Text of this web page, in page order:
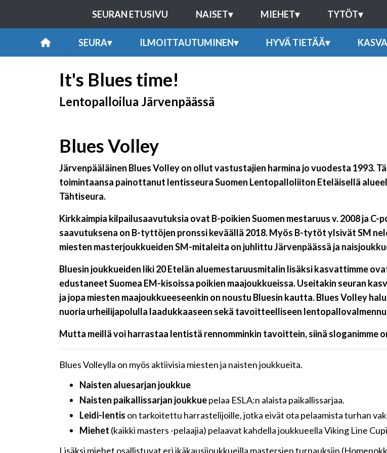
SEURAN ETUSIVU NAISET▾ MIEHET▾ TYTÖT▾
SEURA▾ ILMOITTAUTUMINEN▾ HYVÄ TIETÄÄ▾
It's Blues time!
Lentopalloilua Järvenpäässä
Blues Volley
Järvenpääläinen Blues Volley on ollut vastustajien harmina jo vuodesta 1993.
toimintaansa painottanut lentisseura Suomen Lentopalloliiton Eteläisellä
Tähtiseura.
Kirkkaimpia kilpailusaavutuksia ovat B-poikien Suomen mestaruus v. 2008 ja C-
saavutuksena on B-tyttöjen pronssi keväällä 2018. Myös B-tytöt ylsivät SM
miesten masterjoukkueiden SM-mitaleita on juhlittu Järvenpäässä ja
Bluesin joukkueiden liki 20 Etelän aluemestaruusmitalin lisäksi kasvattimme
edustaneet Suomea EM-kisoissa poikien maajoukkueissa. Useitakin seuran
ja jopa miesten maajoukkueeseenkin on noustu Bluesin kautta. Blues Volley
nuoria urheilijapolulla laadukkaaseen sekä tavoitteelliseen
Mutta meillä voi harrastaa lentistä rennomminkin tavoittein, siinä sloganimme
Blues Volleylla on myös aktiivisia miesten ja naisten joukkueita.
Naisten aluesarjan joukkue
Naisten paikallissarjan joukkuepelaa ESLA:n alaista paikallissarjaa.
Leidi-lentis on tarkoitettu harrastelijoille, jotka eivät ota pelaamista turhan
Miehet (kaikki masters -pelaajia) pelaavat kahdella joukkueella Viking Line
Lisäksi miehet osallistuvat eri ikäkausijoukkueilla mastersien turnauksiin